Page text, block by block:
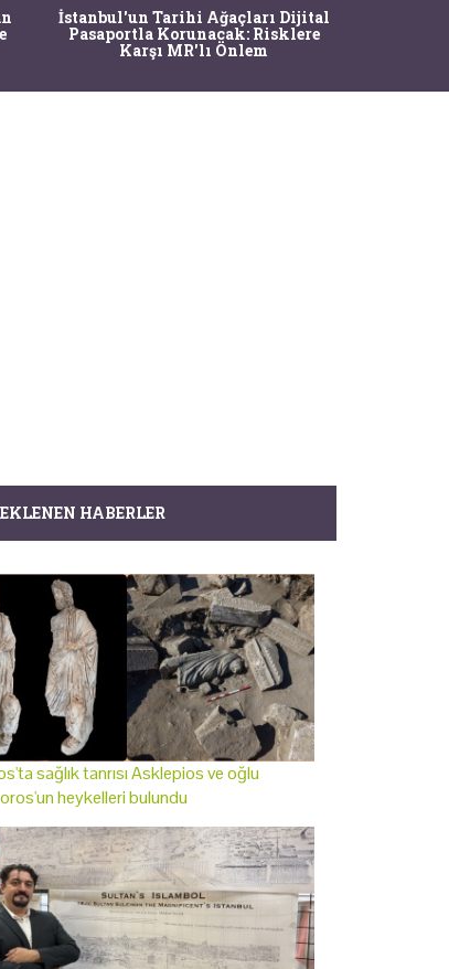
İstanbul'un Tarihi Ağaçları Dijital
Pasaportla Korunacak: Risklere
Karşı MR'lı Önlem
HABERLER
sağlık tanrısı Asklepios ve oğlu
heykelleri bulundu